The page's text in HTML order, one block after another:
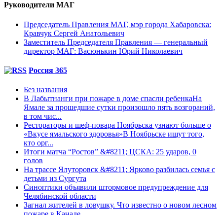
Руководители МАГ
Председатель Правления МАГ, мэр города Хабаровска:
Кравчук Сергей Анатольевич
Заместитель Председателя Правления — генеральный
директор МАГ: Васюнькин Юрий Николаевич
Россия 365
Без названия
В Лабытнанги при пожаре в доме спасли ребенкаНа
Ямале за прошедшие сутки произошло пять возгораний,
в том чис...
Рестораторы и шеф-повара Ноябрьска узнают больше о
«Вкусе ямальского здоровья»В Ноябрьске ищут того,
кто орг...
Итоги матча “Ростов” &#8211; ЦСКА: 25 ударов, 0
голов
На трассе Ялуторовск &#8211; Ярково разбилась семья с
детьми из Сургута
Синоптики объявили штормовое предупреждение для
Челябинской области
Загнал жителей в ловушку. Что известно о новом лесном